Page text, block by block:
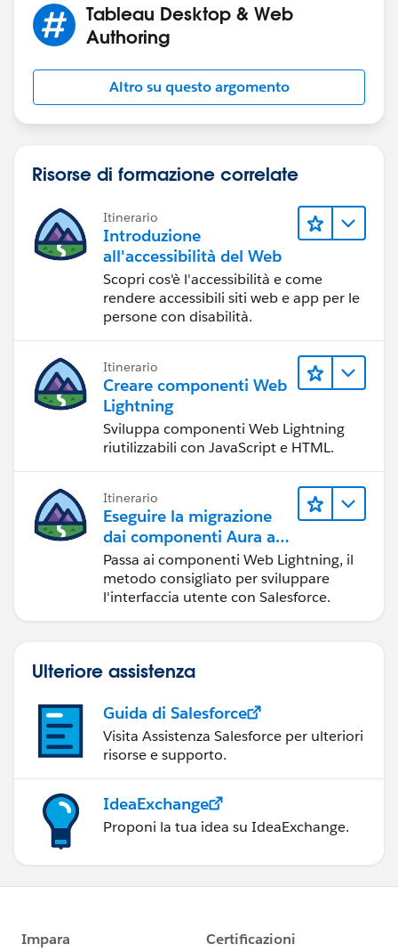
Tableau Desktop & Web
Authoring
Altro su questo argomento
Risorse di formazione correlate
Itinerario
Introduzione
all'accessibilità del Web
Scopri cos'è l'accessibilità e come
rendere accessibili siti web e app per le
persone con disabilità.
Itinerario
Creare componenti Web
Lightning
Sviluppa componenti Web Lightning
riutilizzabili con JavaScript e HTML.
Itinerario
Eseguire la migrazione
dai componenti Aura ai
componenti Web
Lightning
Passa ai componenti Web Lightning, il
metodo consigliato per sviluppare
l'interfaccia utente con Salesforce.
Ulteriore assistenza
Guida di Salesforce
Visita Assistenza Salesforce per ulteriori
risorse e supporto.
IdeaExchange
Proponi la tua idea su IdeaExchange.